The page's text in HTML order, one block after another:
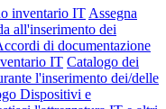
inventario IT Assegna
all'inserimento dei
di documentazione
IT Catalogo dei
l'inserimento dei/delle
Dispositivi e